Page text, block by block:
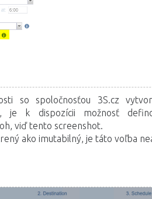
so spoločnosťou 3S.cz
je k dispozícii možnosť
viď tento screenshot.
ako imutabilný, je táto voľba